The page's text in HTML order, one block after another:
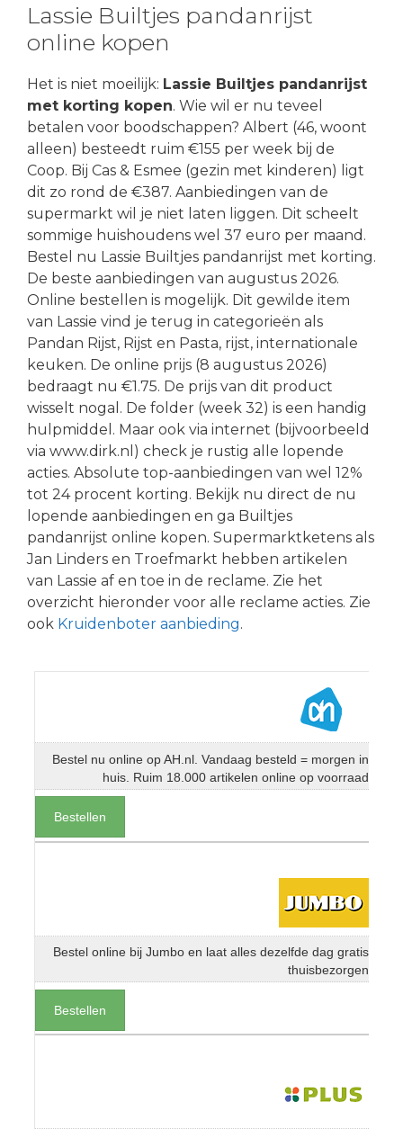
Lassie Builtjes pandanrijst
online kopen
Het is niet moeilijk: Lassie Builtjes pandanrijst
met korting kopen. Wie wil er nu teveel
betalen voor boodschappen? Albert (46, woont
alleen) besteedt ruim €155 per week bij de
Coop. Bij Cas & Esmee (gezin met kinderen) ligt
dit zo rond de €387. Aanbiedingen van de
supermarkt wil je niet laten liggen. Dit scheelt
sommige huishoudens wel 37 euro per maand.
Bestel nu Lassie Builtjes pandanrijst met korting.
De beste aanbiedingen van augustus 2026.
Online bestellen is mogelijk. Dit gewilde item
van Lassie vind je terug in categorieën als
Pandan Rijst, Rijst en Pasta, rijst, internationale
keuken. De online prijs (8 augustus 2026)
bedraagt nu €1.75. De prijs van dit product
wisselt nogal. De folder (week 32) is een handig
hulpmiddel. Maar ook via internet (bijvoorbeeld
via www.dirk.nl) check je rustig alle lopende
acties. Absolute top-aanbiedingen van wel 12%
tot 24 procent korting. Bekijk nu direct de nu
lopende aanbiedingen en ga Builtjes
pandanrijst online kopen. Supermarktketens als
Jan Linders en Troefmarkt hebben artikelen
van Lassie af en toe in de reclame. Zie het
overzicht hieronder voor alle reclame acties. Zie
ook Kruidenboter aanbieding.
Bestel nu online op AH.nl. Vandaag besteld = morgen in
huis. Ruim 18.000 artikelen online op voorraad
Bestellen
Bestel online bij Jumbo en laat alles dezelfde dag gratis
thuisbezorgen
Bestellen